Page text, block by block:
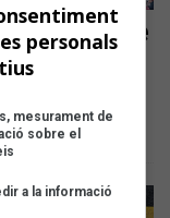
són de
dies
personals
mesurament de
sobre el
a la informació